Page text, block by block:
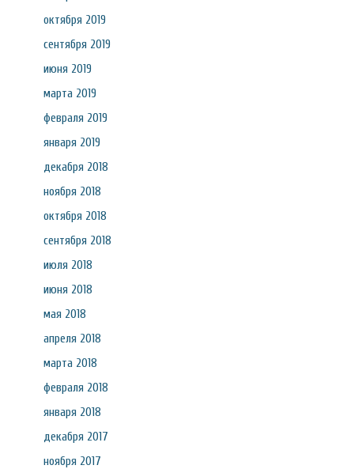
октября 2019
сентября 2019
июня 2019
марта 2019
февраля 2019
января 2019
декабря 2018
ноября 2018
октября 2018
сентября 2018
июля 2018
июня 2018
мая 2018
апреля 2018
марта 2018
февраля 2018
января 2018
декабря 2017
ноября 2017